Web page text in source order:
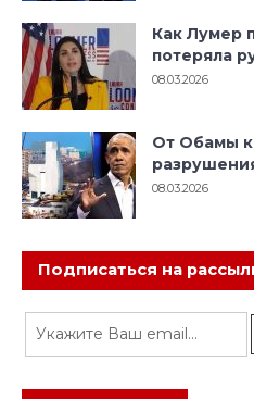
Как Лумер
потеряла
08.03.2026
От Обамы
08.03.2026
Подписаться на